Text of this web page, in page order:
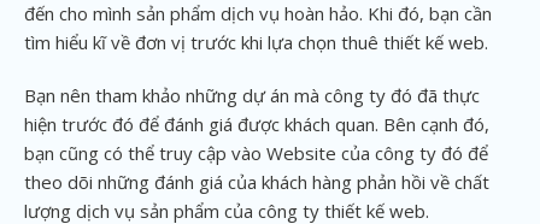
đến cho mình sản phẩm dịch vụ hoàn hảo. Khi đó, bạn cần
tìm hiểu kĩ về đơn vị trước khi lựa chọn thuê thiết kế web.
Bạn nên tham khảo những dự án mà công ty đó đã thực
hiện trước đó để đánh giá được khách quan. Bên cạnh đó,
bạn cũng có thể truy cập vào Website của công ty đó để
theo dõi những đánh giá của khách hàng phản hồi về chất
lượng dịch vụ sản phẩm của công ty thiết kế web.